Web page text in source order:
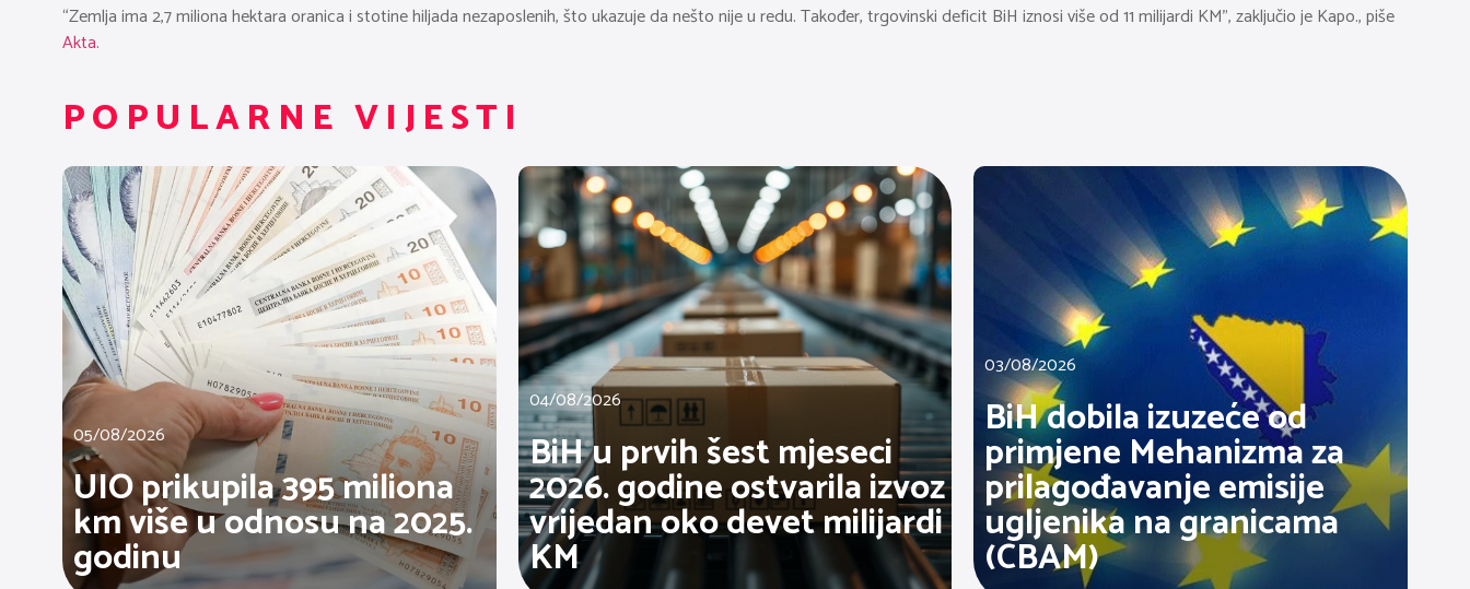
“Zemlja ima 2,7 miliona hektara oranica i stotine hiljada nezaposlenih, što ukazuje da nešto nije u redu. Također, trgovinski deficit BiH iznosi više od 11 milijardi KM”, zaključio je Kapo., piše
Akta.
POPULARNE VIJESTI
05/08/2026
UIO prikupila 395 miliona
km više u odnosu na 2025.
godinu
04/08/2026
BiH u prvih šest mjeseci
2026. godine ostvarila izvoz
vrijedan oko devet milijardi
KM
03/08/2026
BiH dobila izuzeće od
primjene Mehanizma za
prilagođavanje emisije
ugljenika na granicama
(CBAM)